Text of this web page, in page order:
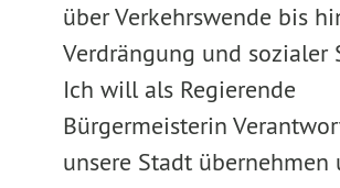
über Verkehrswende bis
Verdrängung und sozialer
Ich will als Regierende
Bürgermeisterin
unsere Stadt übernehmen